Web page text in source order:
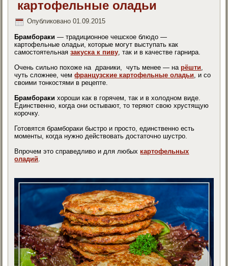
картофельные оладьи
Опубликовано 01.09.2015
Брамбораки — традиционное чешское блюдо —
картофельные оладьи, которые могут выступать как
самостоятельнаязакуска к пиву , так и в качестве гарнира.
Очень сильно похоже на драники, чуть менее — нарёшти
чуть сложнее, чемфранцузские картофельные оладьи , и со
своими тонкостями в рецепте.
Брамбораки хороши как в горячем, так и в холодном виде.
Единственно, когда они остывают, то теряют свою хрустящую
корочку.
Готовятся брамбораки быстро и просто, единственно есть
моменты, когда нужно действовать достаточно шустро.
Впрочем это справедливо и для любых картофельных
оладий